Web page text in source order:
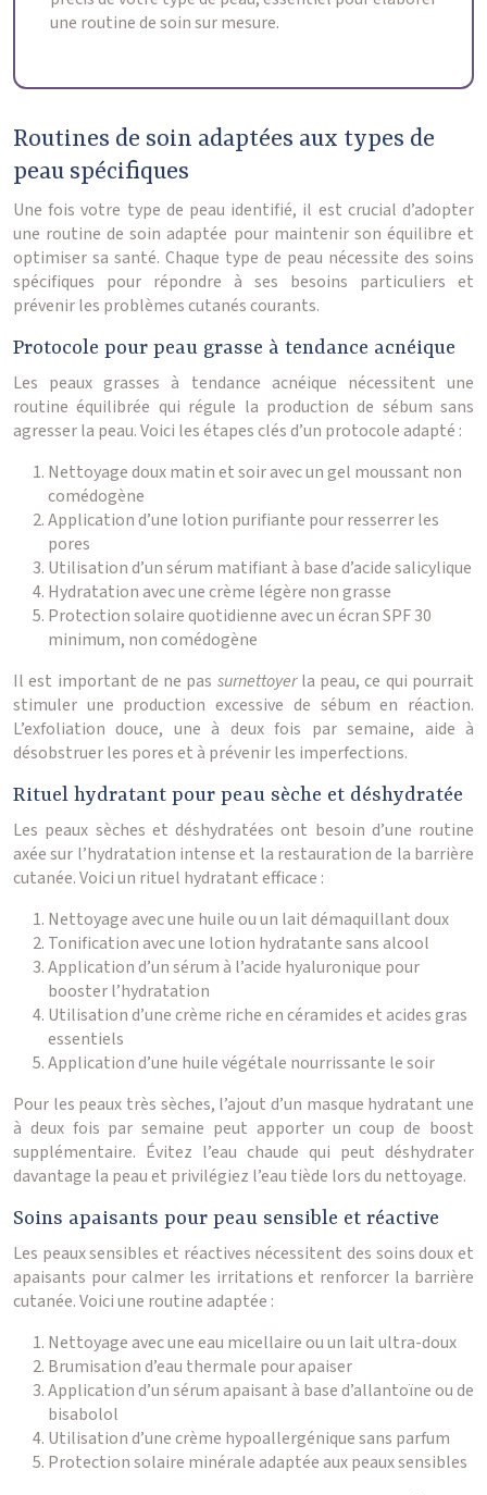
une routine de soin sur mesure.
Routines de soin adaptées aux types de
peau spécifiques
Une fois votre type de peau identifié, il est crucial d’adopter
une routine de soin adaptée pour maintenir son équilibre et
optimiser sa santé. Chaque type de peau nécessite des soins
spécifiques pour répondre à ses besoins particuliers et
prévenir les problèmes cutanés courants.
Protocole pour peau grasse à tendance acnéique
Les peaux grasses à tendance acnéique nécessitent une
routine équilibrée qui régule la production de sébum sans
agresser la peau. Voici les étapes clés d’un protocole adapté :
Nettoyage doux matin et soir avec un gel moussant non
comédogène
Application d’une lotion purifiante pour resserrer les
pores
Utilisation d’un sérum matifiant à base d’acide salicylique
Hydratation avec une crème légère non grasse
Protection solaire quotidienne avec un écran SPF 30
minimum, non comédogène
Il est important de ne pas surnettoyerla peau, ce qui pourrait
stimuler une production excessive de sébum en réaction.
L’exfoliation douce, une à deux fois par semaine, aide à
désobstruer les pores et à prévenir les imperfections.
Rituel hydratant pour peau sèche et déshydratée
Les peaux sèches et déshydratées ont besoin d’une routine
axée sur l’hydratation intense et la restauration de la barrière
cutanée. Voici un rituel hydratant efficace :
Nettoyage avec une huile ou un lait démaquillant doux
Tonification avec une lotion hydratante sans alcool
Application d’un sérum à l’acide hyaluronique pour
booster l’hydratation
Utilisation d’une crème riche en céramides et acides gras
essentiels
Application d’une huile végétale nourrissante le soir
Pour les peaux très sèches, l’ajout d’un masque hydratant une
à deux fois par semaine peut apporter un coup de boost
supplémentaire. Évitez l’eau chaude qui peut déshydrater
davantage la peau et privilégiez l’eau tiède lors du nettoyage.
Soins apaisants pour peau sensible et réactive
Les peaux sensibles et réactives nécessitent des soins doux et
apaisants pour calmer les irritations et renforcer la barrière
cutanée. Voici une routine adaptée :
Nettoyage avec une eau micellaire ou un lait ultra-doux
Brumisation d’eau thermale pour apaiser
Application d’un sérum apaisant à base d’allantoïne ou de
bisabolol
Utilisation d’une crème hypoallergénique sans parfum
Protection solaire minérale adaptée aux peaux sensibles